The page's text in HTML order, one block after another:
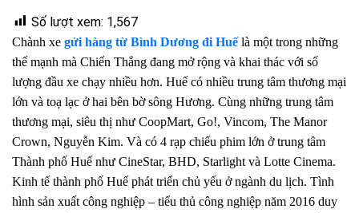
Số lượt xem: 1,567
Chành xe gửi hàng từ Bình Dương đi Huếlà một trong những
thế mạnh mà Chiến Thắng đang mở rộng và khai thác với số
lượng đầu xe chạy nhiều hơn. Huế có nhiều trung tâm thương mại
lớn và toạ lạc ở hai bên bờ sông Hương. Cùng những trung tâm
thương mại, siêu thị như CoopMart, Go!, Vincom, The Manor
Crown, Nguyễn Kim. Và có 4 rạp chiếu phim lớn ở trung tâm
Thành phố Huế như CineStar, BHD, Starlight và Lotte Cinema.
Kinh tế thành phố Huế phát triển chủ yếu ở ngành du lịch. Tình
hình sản xuất công nghiệp – tiểu thủ công nghiệp năm 2016 duy